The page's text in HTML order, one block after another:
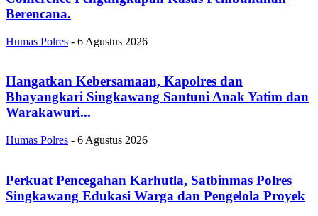
Berencana.
Humas Polres - 6 Agustus 2026
Hangatkan Kebersamaan, Kapolres dan
Bhayangkari Singkawang Santuni Anak Yatim dan
Warakawuri...
Humas Polres - 6 Agustus 2026
Perkuat Pencegahan Karhutla, Satbinmas Polres
Singkawang Edukasi Warga dan Pengelola Proyek